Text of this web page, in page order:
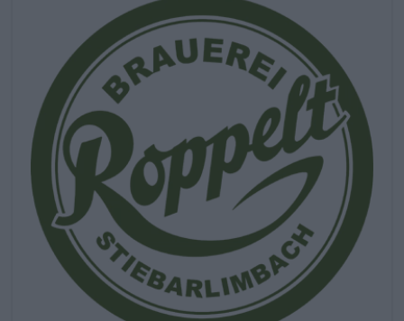
des Spundes selbst bestimmen, wie spritzig und aromatisch
sein Sud werden sollte. Die meisten Brauereien im Süden
Deutschlands pflegten die Praxis des Hausbrauens, doch mit
dem Aufkommen großer, industrieller Mälzereien verlor sich
die Gepflogenheit. Umso schöner ist es, dass es Brauereien
gibt, die ihrer Kundschaft bis heute das Hausbrauen anbieten
und ihnen ermöglichen, einen Teil des Prozesses hautnah
mitzuerleben und selbst beeinflussen zu können. Man muss
heutzutage auch keine Gerste mehr mitbringen — es reicht,
wenn man ein Fass dabei hat und sich vorher anmeldet!